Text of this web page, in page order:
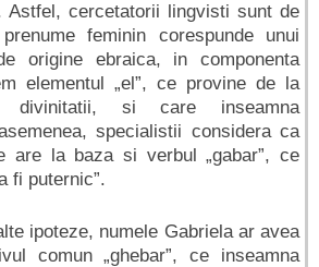
Astfel, cercetatorii lingvisti sunt de
feminin corespunde unui
origine ebraica, in componenta
elementul „el”, ce provine de la
divinitatii, si care inseamna
specialistii considera ca
are la baza si verbul „gabar”, ce
fi puternic”.
ipoteze, numele Gabriela ar avea
comun „ghebar”, ce inseamna